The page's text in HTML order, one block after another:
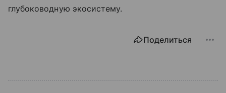
глубоководную экосистему.
Поделиться